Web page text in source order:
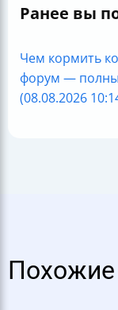
Ранее вы
Чем кормить
форум —
(08.08.2026
Похожие